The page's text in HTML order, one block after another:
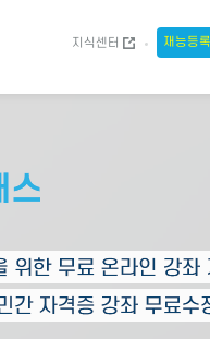
지식센터 재능등록